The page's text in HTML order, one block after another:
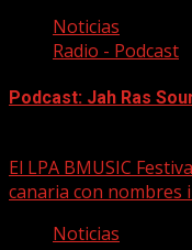
Noticias
Radio - Podcast
Podcast: Jah Ras
El LPA BMUSIC
canaria con nombres
Noticias